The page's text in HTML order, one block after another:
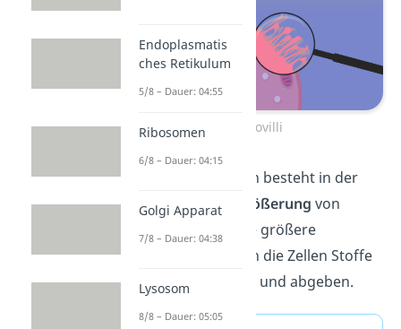
Mikrovilli
Ihre Hauptfunktion besteht in der
Oberflächenvergrößerung von
Zellen. Durch diese größere
Oberfläche können die Zellen Stoffe
besser aufnehmen und abgeben.
Endoplasmatis
ches Retikulum
5/8 – Dauer: 04:55
Ribosomen
6/8 – Dauer: 04:15
Golgi Apparat
7/8 – Dauer: 04:38
Lysosom
8/8 – Dauer: 05:05